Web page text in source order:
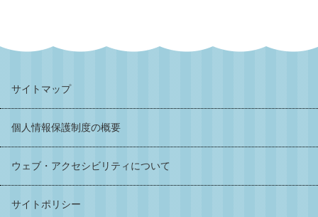
サイトマップ
個人情報保護制度の概要
ウェブ・アクセシビリティについて
サイトポリシー